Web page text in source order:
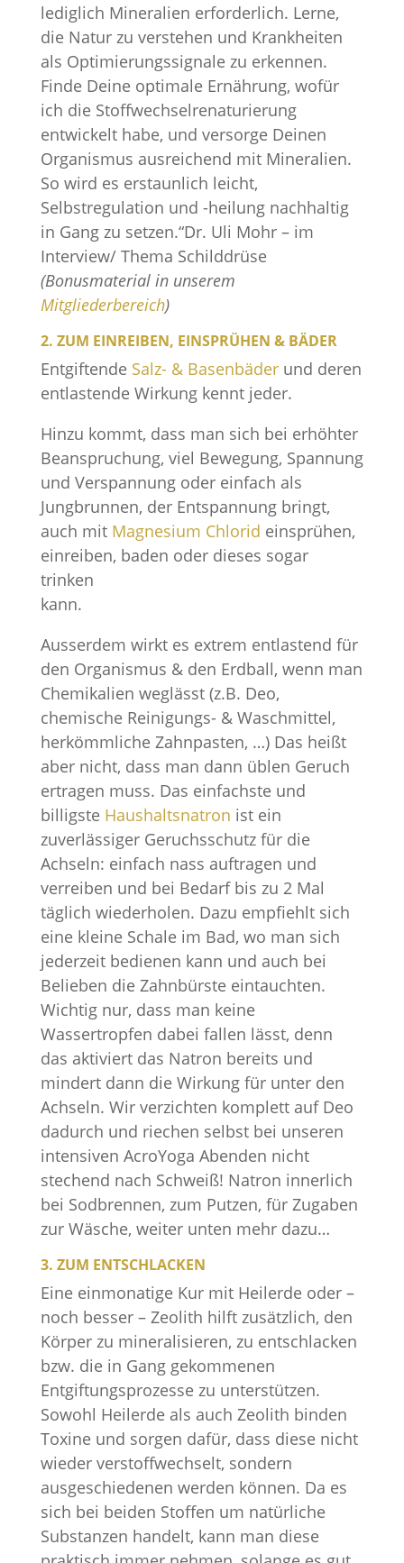
lediglich Mineralien erforderlich. Lerne,
die Natur zu verstehen und Krankheiten
als Optimierungssignale zu erkennen.
Finde Deine optimale Ernährung, wofür
ich die Stoffwechselrenaturierung
entwickelt habe, und versorge Deinen
Organismus ausreichend mit Mineralien.
So wird es erstaunlich leicht,
Selbstregulation und -heilung nachhaltig
in Gang zu setzen.“Dr. Uli Mohr – im
Interview/ Thema Schilddrüse
(Bonusmaterial in unserem
Mitgliederbereich)
2. ZUM EINREIBEN, EINSPRÜHEN & BÄDER
Entgiftende Salz- & Basenbäderund deren
entlastende Wirkung kennt jeder.
Hinzu kommt, dass man sich bei erhöhter
Beanspruchung, viel Bewegung, Spannung
und Verspannung oder einfach als
Jungbrunnen, der Entspannung bringt,
auch mit Magnesium Chlorid einsprühen,
einreiben, baden oder dieses sogar
trinken
kann.
Ausserdem wirkt es extrem entlastend für
den Organismus & den Erdball, wenn man
Chemikalien weglässt (z.B. Deo,
chemische Reinigungs- & Waschmittel,
herkömmliche Zahnpasten, …) Das heißt
aber nicht, dass man dann üblen Geruch
ertragen muss. Das einfachste und
billigste Haushaltsnatron ist ein
zuverlässiger Geruchsschutz für die
Achseln: einfach nass auftragen und
verreiben und bei Bedarf bis zu 2 Mal
täglich wiederholen. Dazu empfiehlt sich
eine kleine Schale im Bad, wo man sich
jederzeit bedienen kann und auch bei
Belieben die Zahnbürste eintauchten.
Wichtig nur, dass man keine
Wassertropfen dabei fallen lässt, denn
das aktiviert das Natron bereits und
mindert dann die Wirkung für unter den
Achseln. Wir verzichten komplett auf Deo
dadurch und riechen selbst bei unseren
intensiven AcroYoga Abenden nicht
stechend nach Schweiß! Natron innerlich
bei Sodbrennen, zum Putzen, für Zugaben
zur Wäsche, weiter unten mehr dazu…
3. ZUM ENTSCHLACKEN
Eine einmonatige Kur mit Heilerde oder –
noch besser – Zeolith hilft zusätzlich, den
Körper zu mineralisieren, zu entschlacken
bzw. die in Gang gekommenen
Entgiftungsprozesse zu unterstützen.
Sowohl Heilerde als auch Zeolith binden
Toxine und sorgen dafür, dass diese nicht
wieder verstoffwechselt, sondern
ausgeschiedenen werden können. Da es
sich bei beiden Stoffen um natürliche
Substanzen handelt, kann man diese